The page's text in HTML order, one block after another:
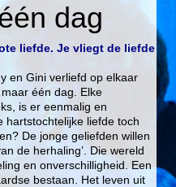
dag
liefde. Je vliegt de liefde
en Gini verliefd op elkaar
één dag. Elke
is er eenmalig en
hartstochtelijke liefde toch
De jonge geliefden willen
de herhaling’. Die wereld
en onverschilligheid. Een
bestaan. Het leven uit